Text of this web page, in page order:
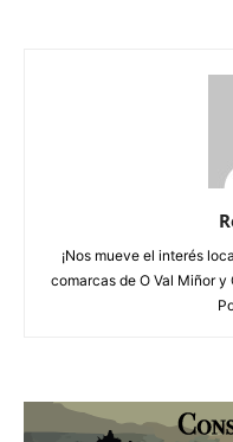
¡Nos mueve el interés
comarcas de O Val Miñor